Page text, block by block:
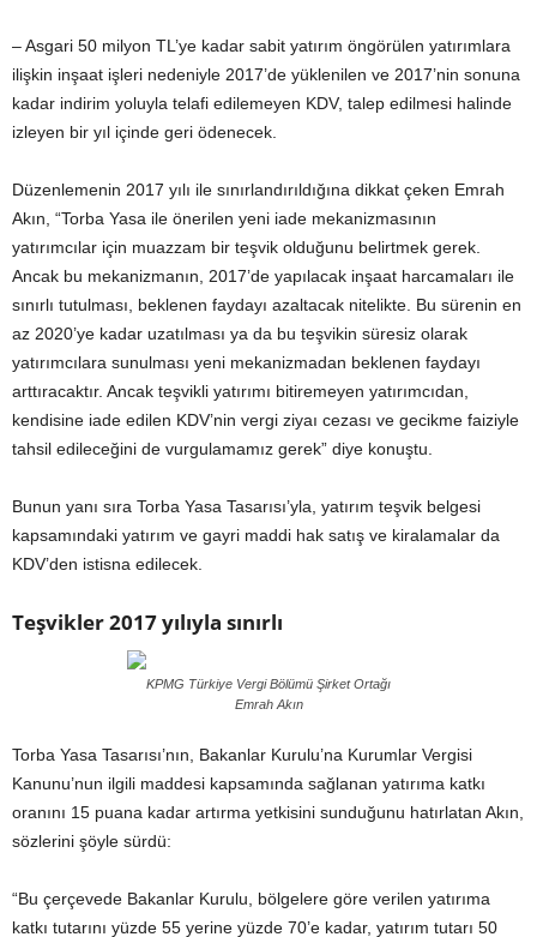
– Asgari 50 milyon TL’ye kadar sabit yatırım öngörülen yatırımlara
ilişkin inşaat işleri nedeniyle 2017’de yüklenilen ve 2017’nin sonuna
kadar indirim yoluyla telafi edilemeyen KDV, talep edilmesi halinde
izleyen bir yıl içinde geri ödenecek.
Düzenlemenin 2017 yılı ile sınırlandırıldığına dikkat çeken Emrah
Akın, “Torba Yasa ile önerilen yeni iade mekanizmasının
yatırımcılar için muazzam bir teşvik olduğunu belirtmek gerek.
Ancak bu mekanizmanın, 2017’de yapılacak inşaat harcamaları ile
sınırlı tutulması, beklenen faydayı azaltacak nitelikte. Bu sürenin en
az 2020’ye kadar uzatılması ya da bu teşvikin süresiz olarak
yatırımcılara sunulması yeni mekanizmadan beklenen faydayı
arttıracaktır. Ancak teşvikli yatırımı bitiremeyen yatırımcıdan,
kendisine iade edilen KDV’nin vergi ziyaı cezası ve gecikme faiziyle
tahsil edileceğini de vurgulamamız gerek” diye konuştu.
Bunun yanı sıra Torba Yasa Tasarısı’yla, yatırım teşvik belgesi
kapsamındaki yatırım ve gayri maddi hak satış ve kiralamalar da
KDV’den istisna edilecek.
Teşvikler 2017 yılıyla sınırlı
KPMG Türkiye Vergi Bölümü Şirket Ortağı
Emrah Akın
Torba Yasa Tasarısı’nın, Bakanlar Kurulu’na Kurumlar Vergisi
Kanunu’nun ilgili maddesi kapsamında sağlanan yatırıma katkı
oranını 15 puana kadar artırma yetkisini sunduğunu hatırlatan Akın,
sözlerini şöyle sürdü:
“Bu çerçevede Bakanlar Kurulu, bölgelere göre verilen yatırıma
katkı tutarını yüzde 55 yerine yüzde 70’e kadar, yatırım tutarı 50